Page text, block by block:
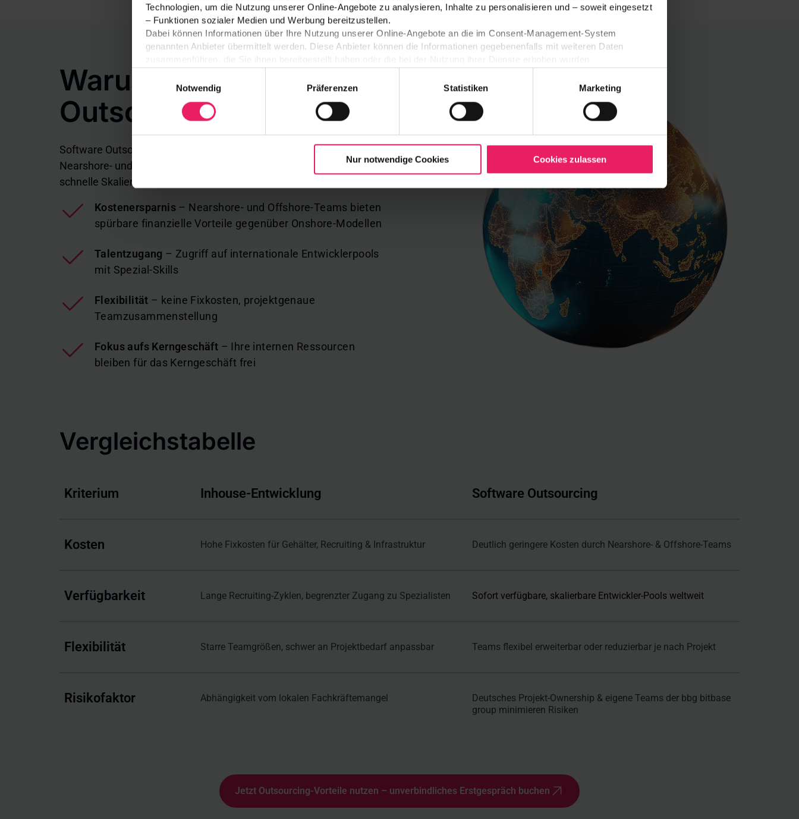
Technologien, um die Nutzung unserer Online-Angebote zu analysieren, Inhalte zu personalisieren und – soweit eingesetzt
– Funktionen sozialer Medien und Werbung bereitzustellen.
Dabei können Informationen über Ihre Nutzung unserer Online-Angebote an die im Consent-Management-System
genannten Anbieter übermittelt werden. Diese Anbieter können die Informationen gegebenenfalls mit weiteren Daten
getroffene Auswahl technisch auf von HubSpot bereitgestellte Seiten übertragen werden kann, wird sie auch auf diesen
Einwilligung gebeten. Einwilligungspflichtige Cookies und ähnliche Technologien werden dort erst nach Ihrer Einwilligung
eingesetzt.
Sie können Ihre Auswahl jederzeit über die Cookie-Einstellungen ändern oder eine erteilte Einwilligung mit Wirkung für die
Cookie-Richtlinie.
Notwendig
Präferenzen Statistiken Marketing
Nur notwendige Cookies Cookies zulassen
Warum Software
Outsourcing?
Software Outsourcing bei der bbg bitbase group heißt: Entwicklung an interne
Nearshore- und Offshore-Teams der Gruppe auslagern – für geringere Kosten,
schnelle Skalierung und Unabhängigkeit vom Fachkräftemangel.
Kostenersparnis – Nearshore- und Offshore-Teams bieten
spürbare finanzielle Vorteile gegenüber Onshore-Modellen
Talentzugang – Zugriff auf internationale Entwicklerpools
mit Spezial-Skills
Flexibilität – keine Fixkosten, projektgenaue
Teamzusammenstellung
Fokus aufs Kerngeschäft – Ihre internen Ressourcen
bleiben für das Kerngeschäft frei
Vergleichstabelle
Kriterium Inhouse-Entwicklung Software Outsourcing
Kosten Hohe Fixkosten für Gehälter, Recruiting & Infrastruktur Deutlich geringere Kosten durch Nearshore- & Offshore-Teams
Verfügbarkeit Lange Recruiting-Zyklen, begrenzter Zugang zu Spezialisten Sofort verfügbare, skalierbare Entwickler-Pools weltweit
Flexibilität Starre Teamgrößen, schwer an Projektbedarf anpassbar Teams flexibel erweiterbar oder reduzierbar je nach Projekt
Risikofaktor Abhängigkeit vom lokalen Fachkräftemangel
Deutsches Projekt-Ownership & eigene Teams der bbg bitbase
group minimieren Risiken
Jetzt Outsourcing-Vorteile nutzen – unverbindliches Erstgespräch buchen